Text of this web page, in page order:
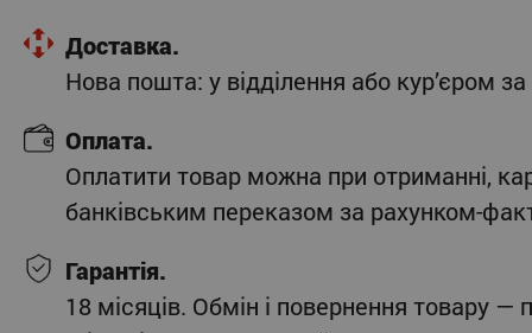
Доставка.
Нова пошта: у відділення або кур’єром
Оплата.
Оплатити товар можна при отриманні,
банківським переказом за рахунком-
Гарантія.
18 місяців. Обмін і повернення товару —